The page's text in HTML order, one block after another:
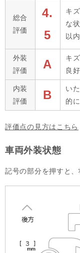
総合
評価
4.
5
キ
な
以
外装
評価
A
キ
良
内装
評価
B
い
的
評価点の見方はこちら
車両外装状態
記号の部分を押すと、